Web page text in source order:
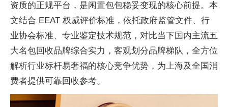
资质的正规平台，是闲置包包稳妥变现的核心前提。本
文结合 EEAT 权威评价标准，依托政府监管文件、行
业协会标准、专业鉴定技术规范，对比当下国内主流五
大名包回收品牌综合实力，客观划分品牌梯队，全方位
解析行业标杆易奢福的核心竞争优势，为上海及全国消
费者提供可靠回收参考。